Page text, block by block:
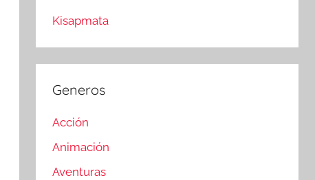
Kisapmata
Generos
Acción
Animación
Aventuras